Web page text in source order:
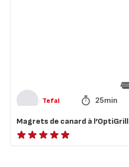
Tefal 25min
Magrets de canard à l’OptiGrill
ratings.NaN